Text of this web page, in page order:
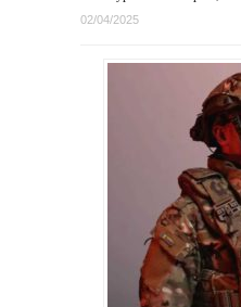
02/04/2025